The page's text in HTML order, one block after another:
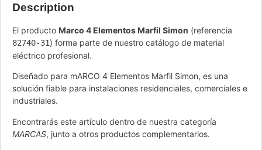
Description
El producto Marco 4 Elementos Marfil Simon (referencia
82740-31) forma parte de nuestro catálogo de material
eléctrico profesional.
Diseñado para mARCO 4 Elementos Marfil Simon, es una
solución fiable para instalaciones residenciales, comerciales e
industriales.
Encontrarás este artículo dentro de nuestra categoría
MARCAS, junto a otros productos complementarios.